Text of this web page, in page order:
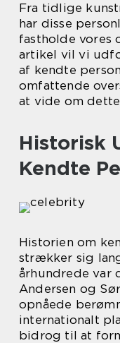
Fra tidlige
har disse
fastholde vores
artikel vil vi
af kendte
omfattende
at vide om dette
Historisk
Kendte
Historien om
strækker sig
århundrede var
Andersen og
opnåede
internationalt
bidrog til at